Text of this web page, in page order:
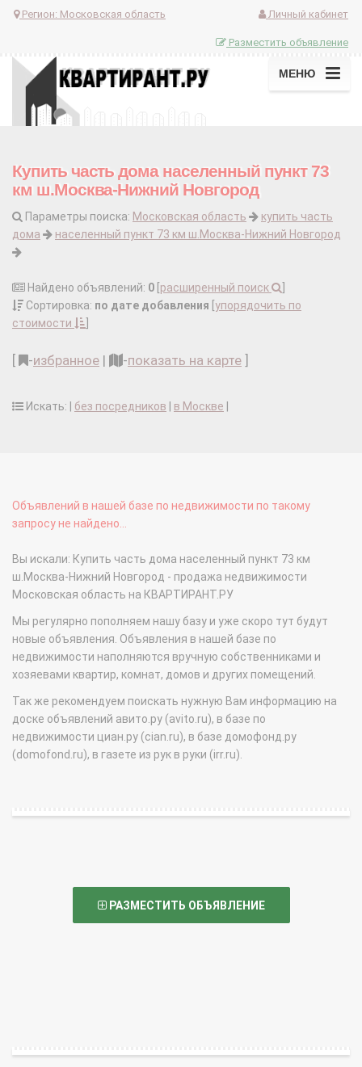
Регион: Московская область Личный кабинет
Разместить объявление
МЕНЮ
Купить часть дома населенный пункт 73
км ш.Москва-Нижний Новгород
Параметры поиска: Московская область
купить часть
дома
населенный пункт 73 км ш.Москва-Нижний Новгород
Найдено объявлений: 0 расширенный поиск
Сортировка: по дате добавления упорядочить по
стоимости
-избранное | -показать на карте
Искать: | без посредников в Москве
Объявлений в нашей базе по недвижимости по такому
запросу не найдено...
Вы искали: Купить часть дома населенный пункт 73 км
ш.Москва-Нижний Новгород - продажа недвижимости
Московская область на КВАРТИРАНТ.РУ
Мы регулярно пополняем нашу базу и уже скоро тут будут
новые объявления. Объявления в нашей базе по
недвижимости наполняются вручную собственниками и
хозяевами квартир, комнат, домов и других помещений.
Так же рекомендуем поискать нужную Вам информацию на
доске объявлений авито.ру (avito.ru), в базе по
недвижимости циан.ру (cian.ru), в базе домофонд.ру
(domofond.ru), в газете из рук в руки (irr.ru).
РАЗМЕСТИТЬ ОБЪЯВЛЕНИЕ